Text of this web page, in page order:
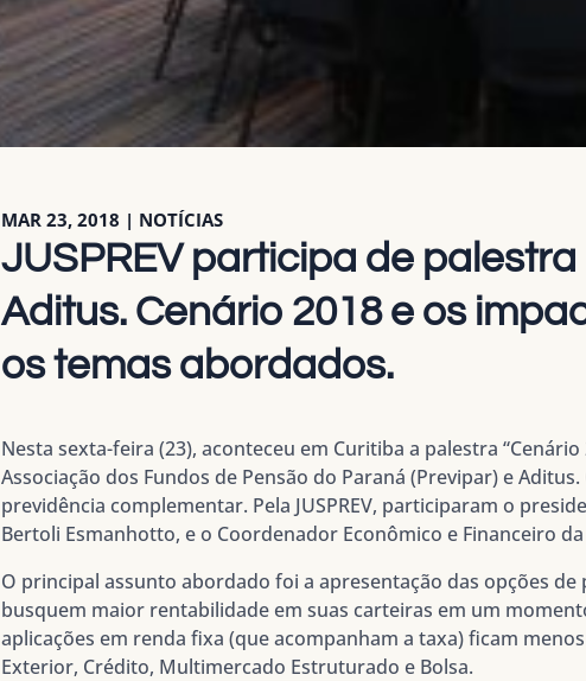
JUSPREV participa de
Aditus. Cenário 2018 e os
os temas abordados.
MAR 23, 2018 | NOTÍCIAS
Nesta sexta-feira (23), aconteceu em Curitiba a palestra
Associação dos Fundos de Pensão do Paraná (Previpar) e
previdência complementar. Pela JUSPREV, participaram o
Bertoli Esmanhotto, e o Coordenador Econômico e Financeiro
O principal assunto abordado foi a apresentação das opções
busquem maior rentabilidade em suas carteiras em um
aplicações em renda fixa (que acompanham a taxa) ficam
Exterior, Crédito, Multimercado Estruturado e Bolsa.